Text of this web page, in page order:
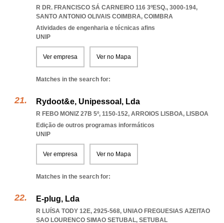
R DR. FRANCISCO SÁ CARNEIRO 116 3ºESQ., 3000-194,
SANTO ANTONIO OLIVAIS COIMBRA, COIMBRA
Atividades de engenharia e técnicas afins
UNIP
Ver empresa Ver no Mapa
Matches in the search for:
Rydoot&e, Unipessoal, Lda
R FEBO MONIZ 27B 5º, 1150-152, ARROIOS LISBOA, LISBOA
Edição de outros programas informáticos
UNIP
Ver empresa Ver no Mapa
Matches in the search for:
E-plug, Lda
R LUÍSA TODY 12E, 2925-568, UNIAO FREGUESIAS AZEITAO
SAO LOURENCO SIMAO SETUBAL, SETUBAL